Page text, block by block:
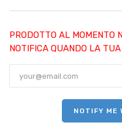
PRODOTTO AL MOMENTO
NOTIFICA QUANDO LA
NOTIFY ME